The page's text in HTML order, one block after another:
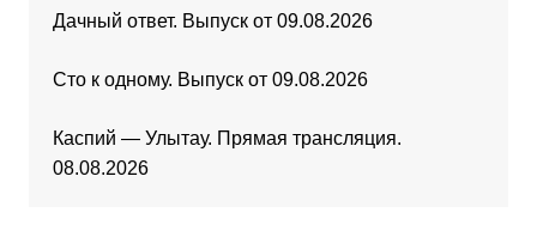
Дачный ответ. Выпуск от 09.08.2026
Сто к одному. Выпуск от 09.08.2026
Каспий — Улытау. Прямая трансляция.
08.08.2026